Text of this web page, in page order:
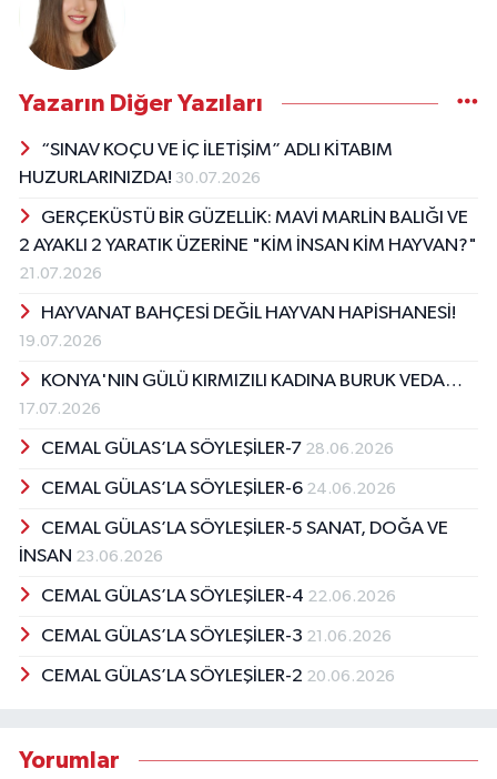
Yazarın Diğer Yazıları
“SINAV KOÇU VE İÇ İLETİŞİM” ADLI KİTABIM
HUZURLARINIZDA! 30.07.2026
GERÇEKÜSTÜ BİR GÜZELLİK: MAVİ MARLİN BALIĞI VE
2 AYAKLI 2 YARATIK ÜZERİNE "KİM İNSAN KİM HAYVAN?"
21.07.2026
HAYVANAT BAHÇESİ DEĞİL HAYVAN HAPİSHANESİ!
19.07.2026
KONYA'NIN GÜLÜ KIRMIZILI KADINA BURUK VEDA…
17.07.2026
CEMAL GÜLAS’LA SÖYLEŞİLER-7 28.06.2026
CEMAL GÜLAS’LA SÖYLEŞİLER-6 24.06.2026
CEMAL GÜLAS’LA SÖYLEŞİLER-5 SANAT, DOĞA VE
İNSAN 23.06.2026
CEMAL GÜLAS’LA SÖYLEŞİLER-4 22.06.2026
CEMAL GÜLAS’LA SÖYLEŞİLER-3 21.06.2026
CEMAL GÜLAS’LA SÖYLEŞİLER-2 20.06.2026
Yorumlar